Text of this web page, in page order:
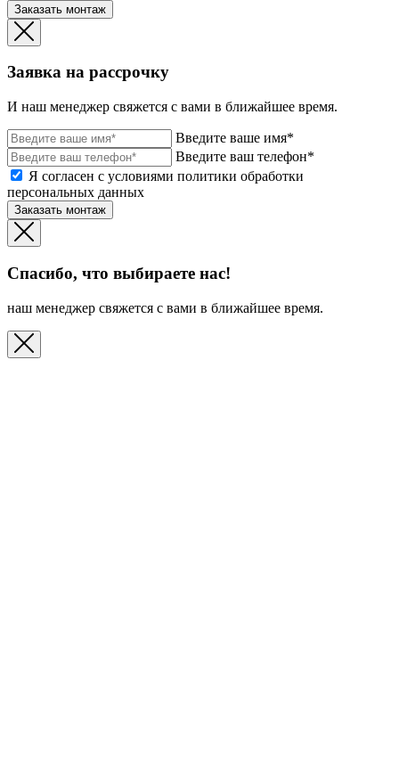
Заказать монтаж
Заявка на рассрочку
И наш менеджер свяжется с вами в ближайшее время.
Введите ваше имя*
Введите ваш телефон*
Я согласен с условиями политики обработки
персональных данных
Заказать монтаж
Спасибо, что выбираете нас!
наш менеджер свяжется с вами в ближайшее время.